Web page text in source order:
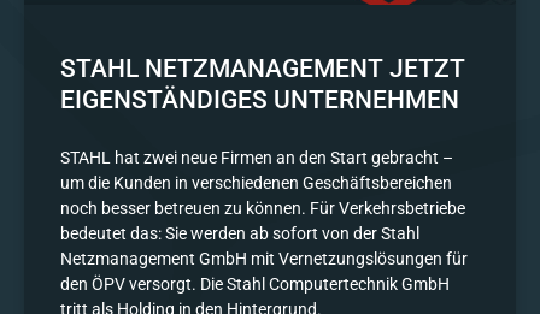
STAHL NETZMANAGEMENT JETZT
EIGENSTÄNDIGES UNTERNEHMEN
STAHL hat zwei neue Firmen an den Start gebracht –
um die Kunden in verschiedenen Geschäftsbereichen
noch besser betreuen zu können. Für Verkehrsbetriebe
bedeutet das: Sie werden ab sofort von der Stahl
Netzmanagement GmbH mit Vernetzungslösungen für
den ÖPV versorgt. Die Stahl Computertechnik GmbH
tritt als Holding in den Hintergrund.